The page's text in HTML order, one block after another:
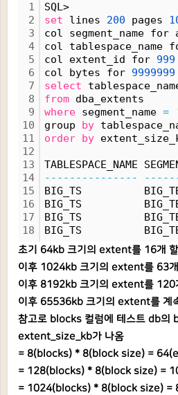
1
2
3
4
5
6
7
8
9
10
11
12
13
14
15
16
17
18
SQL>
set lines 200 pages
col segment_name for
col tablespace_name
col extent_id for 999
col bytes for 9999999
select
from dba_extents
where segment_name =
group by
order by
TABLESPACE_NAME
---------------
BIG_TS
BIG_TS
BIG_TS
BIG_TS
초기 64kb 크기의 extent를 16개
이후 1024kb 크기의 extent를 63
이후 8192kb 크기의 extent를 120
이후 65536kb 크기의 extent를 계
참고로 blocks 컬럼에 테스트 db의
extent_size_kb가 나옴
= 8(blocks) * 8(block size) =
= 128(blocks) * 8(block size) =
= 1024(blocks) * 8(block size) =